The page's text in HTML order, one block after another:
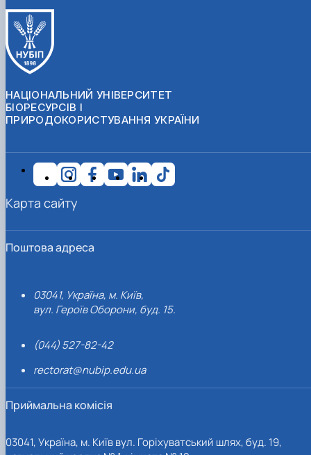
НАЦІОНАЛЬНИЙ УНІВЕРСИТЕТ
БІОРЕСУРСІВ І
ПРИРОДОКОРИСТУВАННЯ УКРАЇНИ
Поштова адреса
03041, Україна, м. Київ,
вул. Героїв Оборони, буд. 15.
(044) 527-82-42
rectorat@nubip.edu.ua
Приймальна комісія
03041, Україна, м. Київ вул. Горіхуватський шлях, буд. 19,
Карта сайту